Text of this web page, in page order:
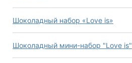
Шоколадный набор «Love is»
Шоколадный мини-набор "Love is"